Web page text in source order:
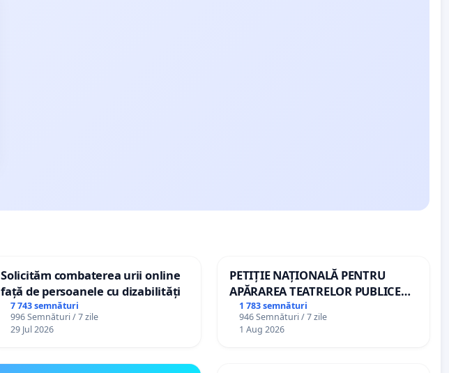
Solicităm combaterea urii online
față de persoanele cu dizabilități
7 743 semnături
996 Semnături / 7 zile
29 Jul 2026
PETIȚIE NAȚIONALĂ PENTRU
APĂRAREA TEATRELOR PUBLICE
DE REPERTORIU DIN ROMÂNIA
1 783 semnături
946 Semnături / 7 zile
1 Aug 2026